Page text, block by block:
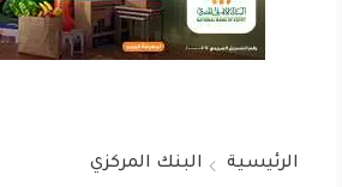
الرئيسية البنك المركزي